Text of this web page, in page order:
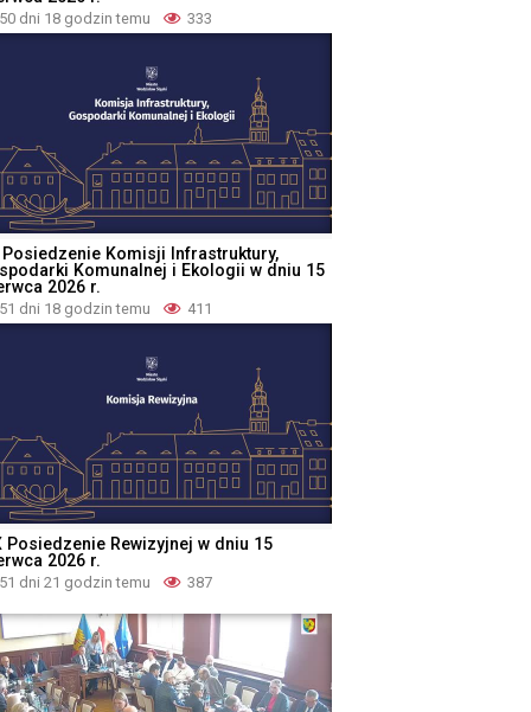
50 dni 18 godzin temu 333
Posiedzenie Komisji Infrastruktury,
Komunalnej i Ekologii w dniu 15
2026 r.
51 dni 18 godzin temu 411
Posiedzenie Rewizyjnej w dniu 15
2026 r.
51 dni 21 godzin temu 387